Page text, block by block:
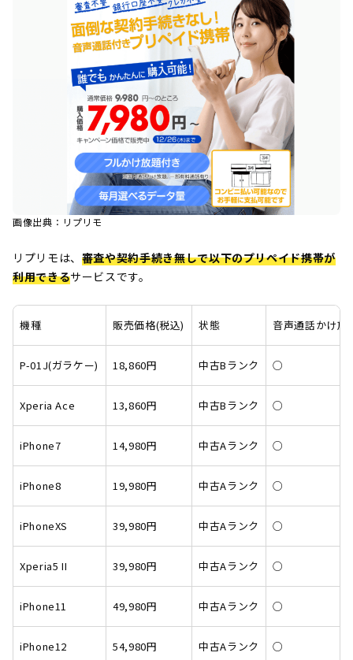
画像出典：リプリモ
リプリモは、 審査や契約手続き無しで以下のプリペイド携帯が
利用できるサービスです。
機種 販売価格(税込) 状態 音声通話かけ放
P-01J(ガラケー) 18,860円 中古Bランク ○
Xperia Ace 13,860円 中古Bランク ○
iPhone7 14,980円 中古Aランク ○
iPhone8 19,980円 中古Aランク ○
iPhoneXS 39,980円 中古Aランク ○
Xperia5 II 39,980円 中古Aランク ○
iPhone11 49,980円 中古Aランク ○
iPhone12 54,980円 中古Aランク ○